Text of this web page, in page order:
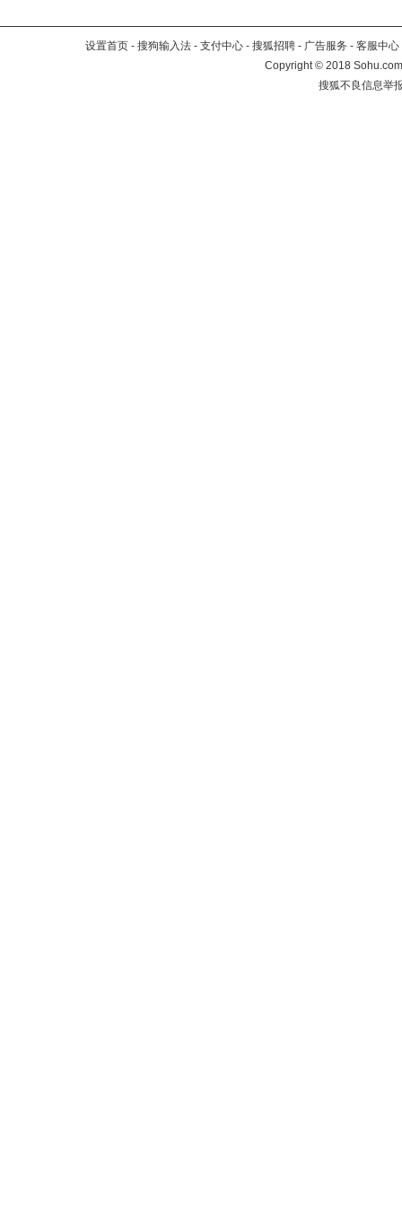
设置首页 - 搜狗输入法 - 支付中心 - 搜狐招聘 - 广告服务 - 客服中心
Copyright©2018
搜狐不良信息举